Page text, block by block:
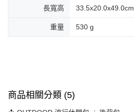
長寬高 33.5x20.0x49.0cm
重量 530 g
商品相關分類 (5)